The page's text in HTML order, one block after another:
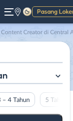
Pasang
Gelap
Creator di Central Auto
– 4 Tahun 5 Tahun